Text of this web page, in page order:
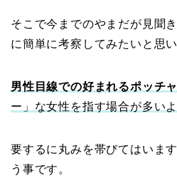
そこで今までのやまだが見聞
に簡単に考察してみたいと思い
男性目線での好まれるポッチ
ー」な女性を指す場合が多い
要するに丸みを帯びてはいま
う事です。